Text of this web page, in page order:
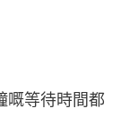
嘅等待時間都